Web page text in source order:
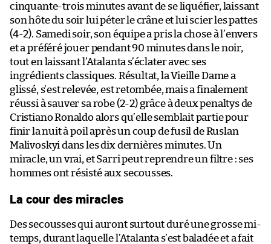
cinquante-trois minutes avant de se liquéfier, laissant
son hôte du soir lui péter le crâne et lui scier les pattes
(4-2). Samedi soir, son équipe a pris la chose à l’envers
et a préféré jouer pendant 90 minutes dans le noir,
tout en laissant l’Atalanta s’éclater avec ses
ingrédients classiques. Résultat, la Vieille Dame a
glissé, s’est relevée, est retombée, mais a finalement
réussi à sauver sa robe (2-2) grâce à deux penaltys de
Cristiano Ronaldo alors qu’elle semblait partie pour
finir la nuit à poil après un coup de fusil de Ruslan
Malivoskyi dans les dix dernières minutes. Un
miracle, un vrai, et Sarri peut reprendre un filtre : ses
hommes ont résisté aux secousses.
La cour des miracles
Des secousses qui auront surtout duré une grosse mi-
temps, durant laquelle l’Atalanta s’est baladée et a fait